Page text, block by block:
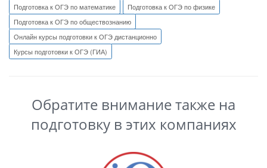
Подготовка к ОГЭ по математике
Подготовка к ОГЭ по физике
Подготовка к ОГЭ по обществознанию
Онлайн курсы подготовки к ОГЭ дистанционно
Курсы подготовки к ОГЭ (ГИА)
Обратите внимание также на
подготовку в этих компаниях